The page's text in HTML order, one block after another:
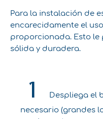
Para la instalación de
encarecidamente el
proporcionada. Esto
sólida y duradera.
1
Despliega el
necesario (grandes